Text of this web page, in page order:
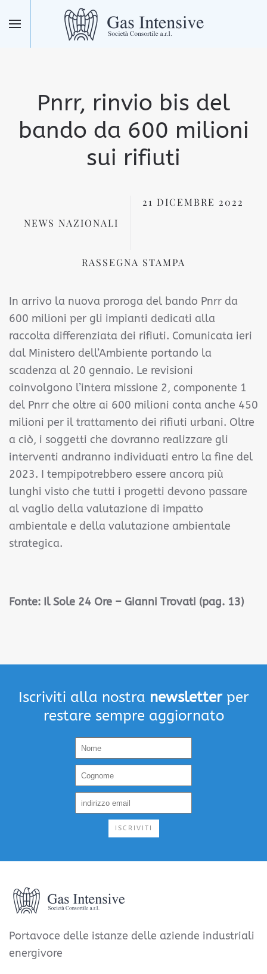
Skip to main content
Pnrr, rinvio bis del
bando da 600 milioni
sui rifiuti
NEWS NAZIONALI
21 DICEMBRE 2022
RASSEGNA STAMPA
In arrivo la nuova proroga del bando Pnrr da
600 milioni per gli impianti dedicati alla
raccolta differenziata dei rifiuti. Comunicata ieri
dal Ministero dell’Ambiente portando la
scadenza al 20 gennaio. Le revisioni
coinvolgono l’intera missione 2, componente 1
del Pnrr che oltre ai 600 milioni conta anche 450
milioni per il trattamento dei rifiuti urbani. Oltre
a ciò, i soggetti che dovranno realizzare gli
interventi andranno individuati entro la fine del
2023. I tempipotrebbero essere ancora più
lunghi visto che tutti i progetti devono passare
al vaglio della valutazione di impatto
ambientale e della valutazione ambientale
strategica.
Fonte: Il Sole 24 Ore – Gianni Trovati (pag. 13)
Iscriviti alla nostra newsletterper
restare sempre aggiornato
ISCRIVITI
Portavoce delle istanze delle aziende industriali
energivore